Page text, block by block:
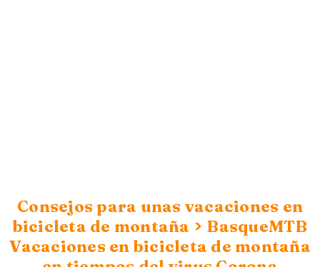
Consejos para unas vacaciones en
bicicleta de montaña > BasqueMTB
Vacaciones en bicicleta de montaña